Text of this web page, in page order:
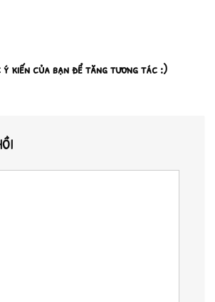
ý kiến của bạn để tăng tương tác :)